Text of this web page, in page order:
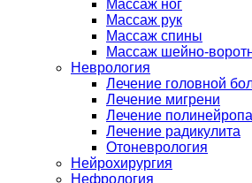
Массаж ног
Массаж рук
Массаж спины
Массаж шейно-
Неврология
Лечение головной
Лечение мигрени
Лечение
Лечение радикулита
Отоневрология
Нейрохирургия
Нефрология